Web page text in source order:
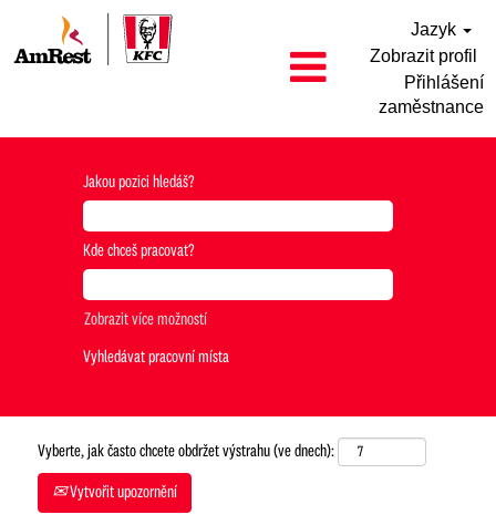
Jazyk
Zobrazit profil
Přihlášení
zaměstnance
Jakou pozici hledáš?
Kde chceš pracovat?
Zobrazit více možností
Vyberte, jak často chcete obdržet výstrahu (ve dnech):
Vytvořit upozornění